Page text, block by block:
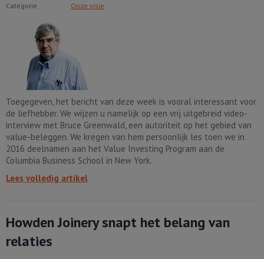
Categorie
Onze visie
Toegegeven, het bericht van deze week is vooral interessant voor
de liefhebber. We wijzen u namelijk op een vrij uitgebreid video-
interview met Bruce Greenwald, een autoriteit op het gebied van
value-beleggen. We kregen van hem persoonlijk les toen we in
2016 deelnamen aan het Value Investing Program aan de
Columbia Business School in New York.
Lees volledig artikel
Howden Joinery snapt het belang van
relaties